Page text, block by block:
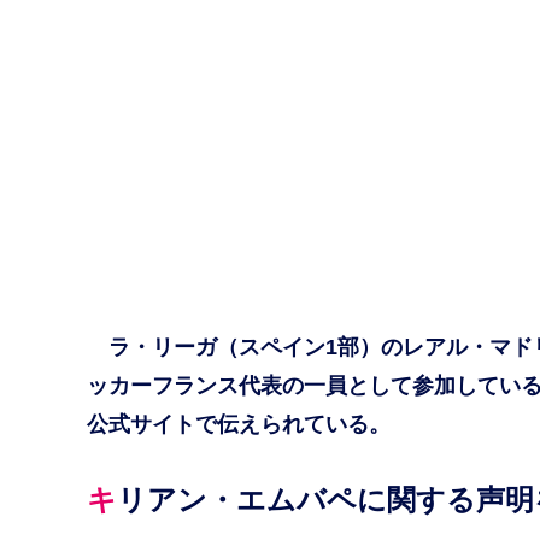
ラ・リーガ（スペイン1部）のレアル・マ
ッカーフランス代表の一員として参加してい
公式サイトで伝えられている。
キリアン・エムバペに関する声